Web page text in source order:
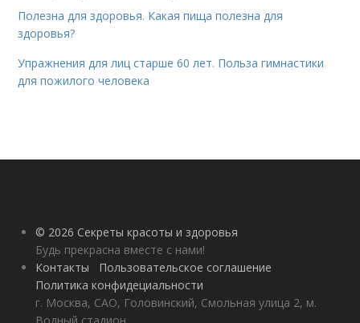
Полезна для здоровья. Какая пища полезна для
здоровья?
Упражнения для лиц старше 60 лет. Польза гимнастики
для пожилого человека
© 2026 Секреты красоты и здоровья
Будь прекрасна вместе с нами!
Контакты
Пользовательское соглашение
Политика конфидециальности
г. Москва, САО, Головинский, Смольная улица 2, м.